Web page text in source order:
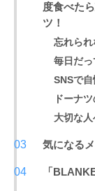
度食べた
ツ！
忘れら
毎日だ
SNSで
ドーナ
大切な
気になる
「